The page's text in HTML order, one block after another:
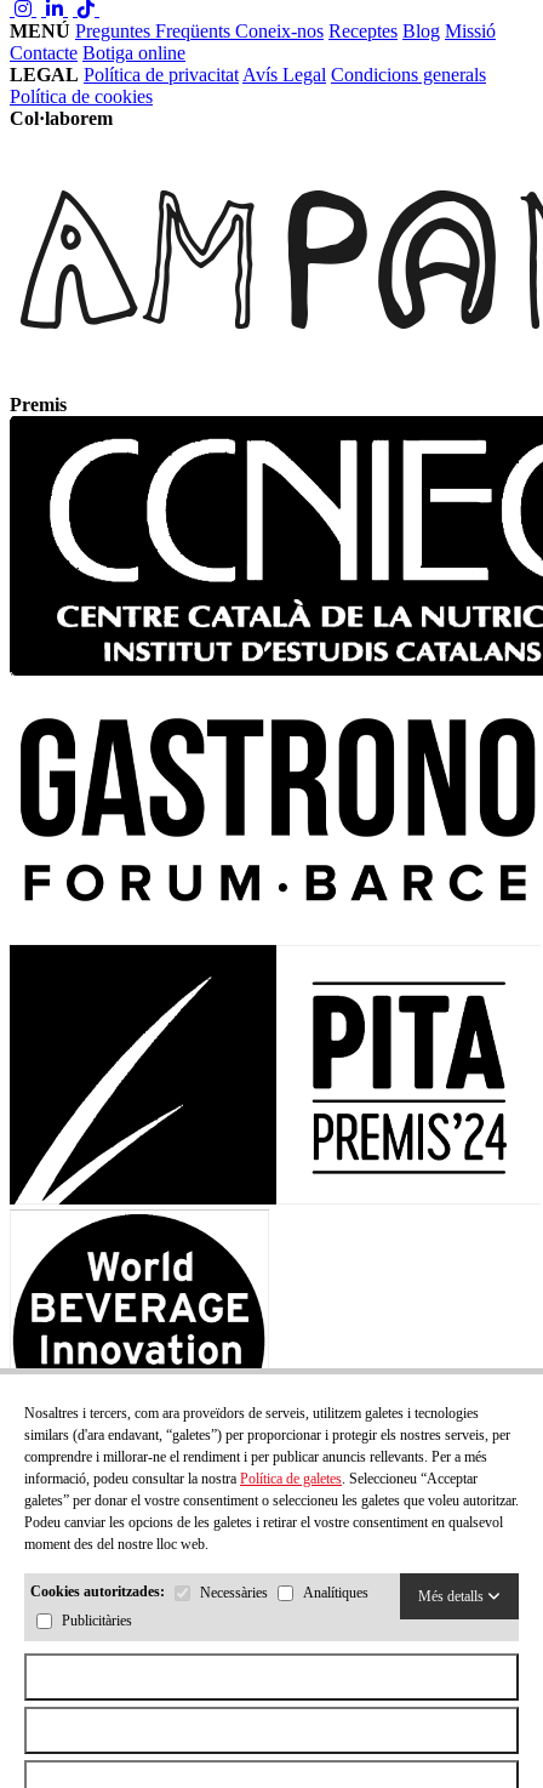
MENÚ Preguntes Freqüents Coneix-nos Receptes Blog Missió
Contacte Botiga online
LEGAL Política de privacitat Avís Legal Condicions generals
Política de cookies
Col·laborem
Premis
Nosaltres i tercers, com ara proveïdors de serveis, utilitzem galetes i tecnologies
similars (d'ara endavant, “galetes”) per proporcionar i protegir els nostres serveis, per
comprendre i millorar-ne el rendiment i per publicar anuncis rellevants. Per a més
informació, podeu consultar la nostra Política de galetes. Seleccioneu “Acceptar
galetes” per donar el vostre consentiment o seleccioneu les galetes que voleu autoritzar.
Podeu canviar les opcions de les galetes i retirar el vostre consentiment en qualsevol
moment des del nostre lloc web.
Cookies autoritzades: Necessàries
Analítiques
Publicitàries
Més detalls